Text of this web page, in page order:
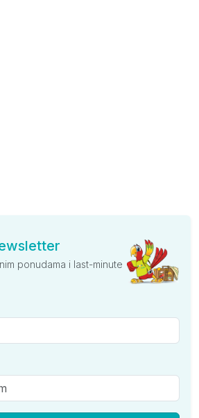
ponudama i last-minute